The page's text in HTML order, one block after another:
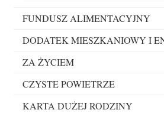
FUNDUSZ ALIMENTACYJNY
DODATEK MIESZKANIOWY I
ZA ŻYCIEM
CZYSTE POWIETRZE
KARTA DUŻEJ RODZINY